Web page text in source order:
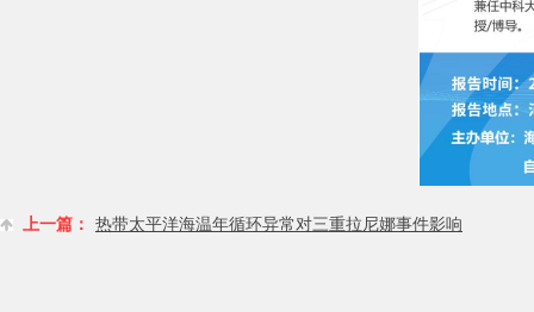
上一篇： 热带太平洋海温年循环异常对三重拉尼娜事件影响